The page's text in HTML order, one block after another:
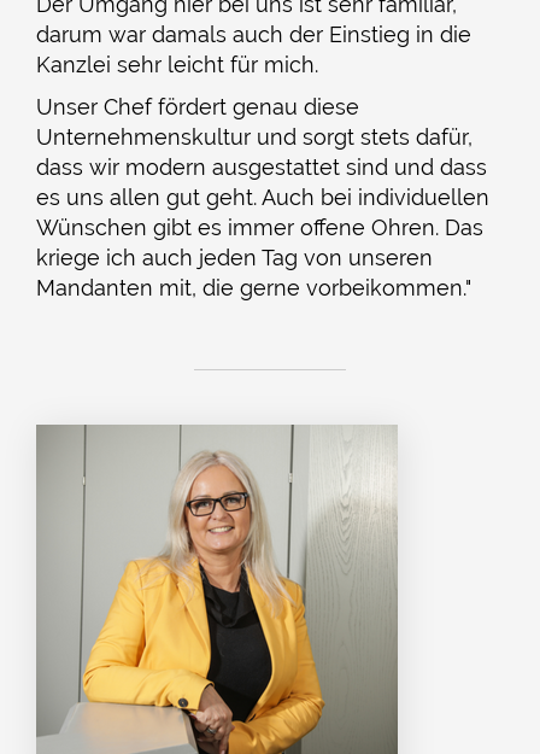
darum war damals auch der Einstieg in die
Kanzlei sehr leicht für mich.
Unser Chef fördert genau diese
Unternehmenskultur und sorgt stets dafür,
dass wir modern ausgestattet sind und dass
es uns allen gut geht. Auch bei individuellen
Wünschen gibt es immer offene Ohren. Das
kriege ich auch jeden Tag von unseren
Mandanten mit, die gerne vorbeikommen."